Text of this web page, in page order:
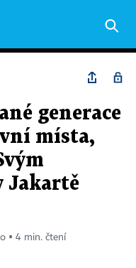
generace
místa,
Jakartě
▪ 4 min. čtení